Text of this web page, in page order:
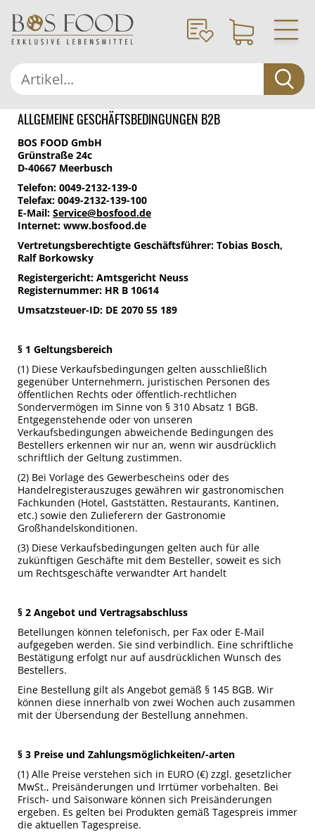
ALLGEMEINE GESCHÄFTSBEDINGUNGEN B2B
BOS FOOD GmbH
Grünstraße 24c
D-40667 Meerbusch
Telefon: 0049-2132-139-0
Telefax: 0049-2132-139-100
E-Mail: Service@bosfood.de
Internet: www.bosfood.de
Vertretungsberechtigte Geschäftsführer: Tobias Bosch,
Ralf Borkowsky
Registergericht: Amtsgericht Neuss
Registernummer: HR B 10614
Umsatzsteuer-ID: DE 2070 55 189
§ 1 Geltungsbereich
(1) Diese Verkaufsbedingungen gelten ausschließlich
gegenüber Unternehmern, juristischen Personen des
öffentlichen Rechts oder öffentlich-rechtlichen
Sondervermögen im Sinne von § 310 Absatz 1 BGB.
Entgegenstehende oder von unseren
Verkaufsbedingungen abweichende Bedingungen des
Bestellers erkennen wir nur an, wenn wir ausdrücklich
schriftlich der Geltung zustimmen.
(2) Bei Vorlage des Gewerbescheins oder des
Handelregisterauszuges gewähren wir gastronomischen
Fachkunden (Hotel, Gaststätten, Restaurants, Kantinen,
etc.) sowie den Zulieferern der Gastronomie
Großhandelskonditionen.
(3) Diese Verkaufsbedingungen gelten auch für alle
zukünftigen Geschäfte mit dem Besteller, soweit es sich
um Rechtsgeschäfte verwandter Art handelt
§ 2 Angebot und Vertragsabschluss
Betellungen können telefonisch, per Fax oder E-Mail
aufgegeben werden. Sie sind verbindlich. Eine schriftliche
Bestätigung erfolgt nur auf ausdrücklichen Wunsch des
Bestellers.
Eine Bestellung gilt als Angebot gemäß § 145 BGB. Wir
können diese innerhalb von zwei Wochen auch zusammen
mit der Übersendung der Bestellung annehmen.
§ 3 Preise und Zahlungsmöglichkeiten/-arten
(1) Alle Preise verstehen sich in EURO (€) zzgl. gesetzlicher
MwSt., Preisänderungen und Irrtümer vorbehalten. Bei
Frisch- und Saisonware können sich Preisänderungen
ergeben. Es gelten bei Produkten gemäß Tagespreis immer
die aktuellen Tagespreise.